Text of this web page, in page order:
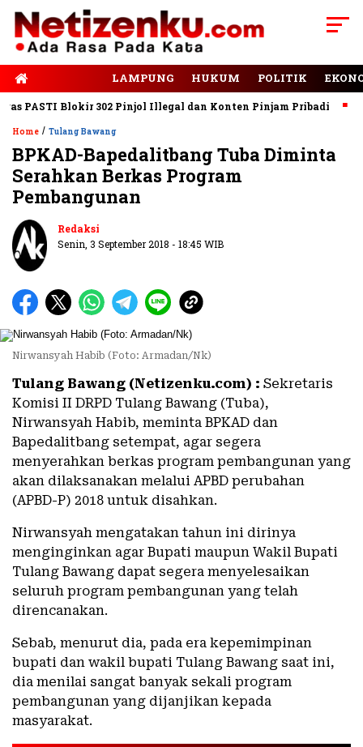
LAMPUNG HUKUM POLITIK
Blokir 302 Pinjol Illegal dan Konten Pinjam Pribadi
Home / Tulang Bawang
BPKAD-Bapedalitbang Tuba Diminta
Serahkan Berkas Program
Pembangunan
Redaksi
Senin, 3 September 2018 - 18:45 WIB
Nirwansyah Habib (Foto: Armadan/Nk)
Tulang Bawang (Netizenku.com) : Sekretaris
Komisi II DRPD Tulang Bawang (Tuba),
Nirwansyah Habib, meminta BPKAD dan
Bapedalitbang setempat, agar segera
menyerahkan berkas program pembangunan yang
akan dilaksanakan melalui APBD perubahan
(APBD-P) 2018 untuk disahkan.
Nirwansyah mengatakan tahun ini dirinya
menginginkan agar Bupati maupun Wakil Bupati
Tulang Bawang dapat segera menyelesaikan
seluruh program pembangunan yang telah
direncanakan.
Sebab, menurut dia, pada era kepemimpinan
bupati dan wakil bupati Tulang Bawang saat ini,
dia menilai sangat banyak sekali program
pembangunan yang dijanjikan kepada
masyarakat.